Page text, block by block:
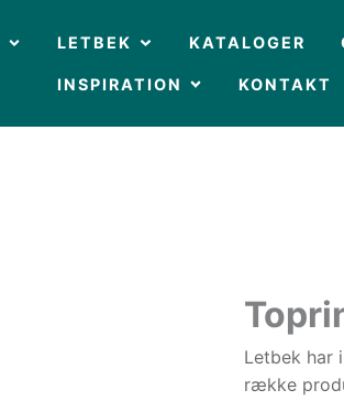
OPEN PRODUKTER
LETBEK OPEN LETBEK
KATALOGER
INSPIRATION OPENKONTAKT
Letbek har
række